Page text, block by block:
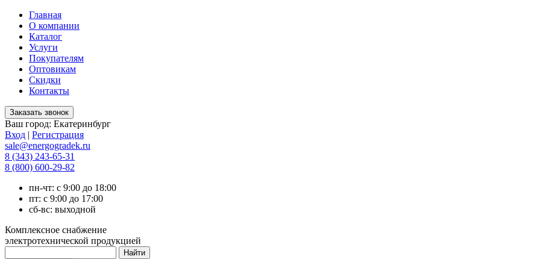
Главная
О компании
Каталог
Услуги
Покупателям
Оптовикам
Скидки
Контакты
Ваш город: Екатеринбург
Вход | Регистрация
sale@energogradek.ru
8 (343) 243-65-31
8 (800) 600-29-82
пн-чт: с 9:00 до 18:00
пт: с 9:00 до 17:00
сб-вс: выходной
Комплексное снабжение
электротехнической продукцией